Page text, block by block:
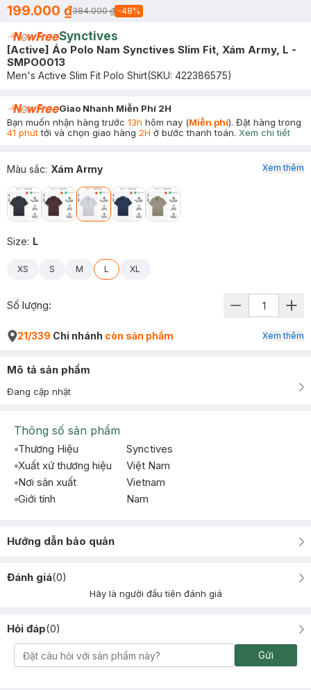
199.000 ₫384.000 ₫ -48%
Synctives
[Active] Áo Polo Nam Synctives Slim Fit, Xám Army, L -
SMPO0013
Men's Active Slim Fit Polo Shirt(SKU: 422386575)
Giao Nhanh Miễn Phí 2H
Bạn muốn nhận hàng trước 13h hôm nay (Miễn phí). Đặt hàng trong
41 phúttới và chọn giao hàng 2H ở bước thanh toán. Xem chi tiết
Màu sắc: Xám Army
Size: L
XS S M L XL
Xem thêm
Số lượng:
21/339 Chi nhánh còn sản phẩm Xem thêm
Mô tả sản phẩm
Đang cập nhật
Thông số sản phẩm
Thương Hiệu
Synctives
Xuất xứ thương hiệu
Việt Nam
Nơi sản xuất
Vietnam
Giới tính
Nam
Hướng dẫn bảo quản
Đánh giá(0)
Hãy là người đầu tiên đánh giá
Hỏi đáp(0)
Gửi